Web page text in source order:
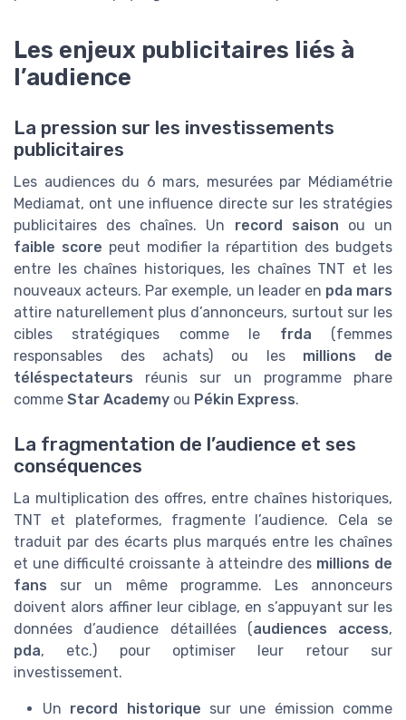
Les enjeux publicitaires liés à
l’audience
La pression sur les investissements
publicitaires
Les audiences du 6 mars, mesurées par Médiamétrie
Mediamat, ont une influence directe sur les stratégies
publicitaires des chaînes. Un record saison ou un
faible score peut modifier la répartition des budgets
entre les chaînes historiques, les chaînes TNT et les
nouveaux acteurs. Par exemple, un leader en pda mars
attire naturellement plus d’annonceurs, surtout sur les
cibles stratégiques comme le frda (femmes
responsables des achats) ou les millions de
téléspectateurs réunis sur un programme phare
comme Star Academy ou Pékin Express.
La fragmentation de l’audience et ses
conséquences
La multiplication des offres, entre chaînes historiques,
TNT et plateformes, fragmente l’audience. Cela se
traduit par des écarts plus marqués entre les chaînes
et une difficulté croissante à atteindre des millions de
fans sur un même programme. Les annonceurs
doivent alors affiner leur ciblage, en s’appuyant sur les
données d’audience détaillées (audiences access,
pda, etc.) pour optimiser leur retour sur
investissement.
Un record historique sur une émission comme